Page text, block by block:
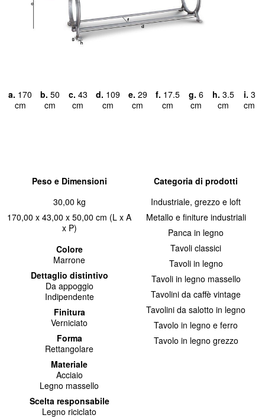
a. 170
cm
b. 50
cm
c. 43
cm
d. 109
cm
e. 29
cm
f. 17.5
cm
g. 6
cm
h. 3.5
cm
i. 3
cm
Peso e Dimensioni
30,00 kg
170,00 x 43,00 x 50,00 cm (L x A
x P)
Colore
Marrone
Dettaglio distintivo
Da appoggio
Indipendente
Finitura
Verniciato
Forma
Rettangolare
Materiale
Acciaio
Legno massello
Scelta responsabile
Legno riciclato
Categoria di prodotti
Industriale, grezzo e loft
Metallo e finiture industriali
Panca in legno
Tavoli classici
Tavoli in legno
Tavoli in legno massello
Tavolini da caffè vintage
Tavolini da salotto in legno
Tavolo in legno e ferro
Tavolo in legno grezzo